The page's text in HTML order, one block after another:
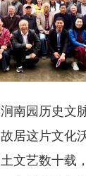
南园历史文
居这片文化
文艺数十载